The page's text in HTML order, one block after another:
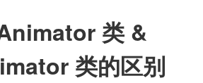
类 &
类的区别